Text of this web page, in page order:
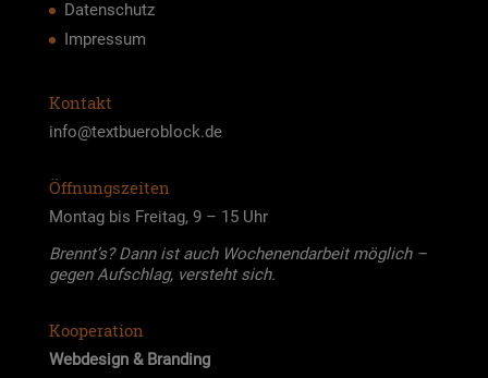
Datenschutz
Impressum
Kontakt
info@textbueroblock.de
Öffnungszeiten
Mon­tag bis Frei­tag, 9 – 15 Uhr
Brennt’s? Dann ist auch Wochen­end­ar­beit mög­lich –
gegen Auf­schlag, ver­steht sich.
Kooperation
Web­de­sign & Bran­ding